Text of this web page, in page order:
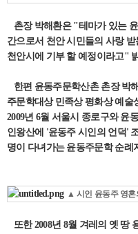
촌장 박해환은 "테마가 있는
간으로서 천안 시민들의 사랑
천안시에 기부 할 예정이라고"
한편 윤동주문학산촌 촌장 박
주문학대상 민족상 평화상 예술
2009년 6월 서울시 종로구와 윤
인왕산에 '윤동주 시인의 언덕'
명이 다녀가는 윤동주문학 순례
▲ 시인 윤동주 영혼
또한 2008년 8월 겨레의 옛 땅